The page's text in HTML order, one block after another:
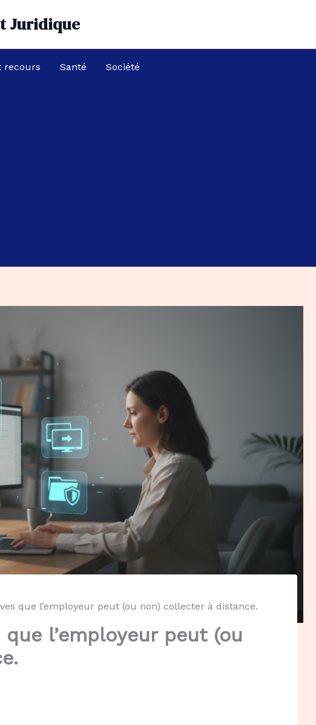
Juridique
recours Santé Société
que l’employeur peut (ou non) collecter à distance.
l’employeur peut (ou